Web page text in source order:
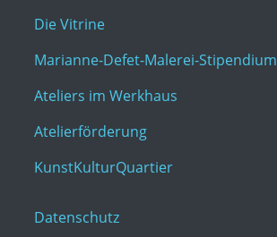
Die Vitrine
Marianne-Defet-Malerei-Stipendium
Ateliers im Werkhaus
Atelierförderung
KunstKulturQuartier
Datenschutz